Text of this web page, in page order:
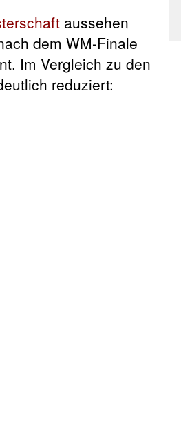
aussehen
dem WM-Finale
Im Vergleich zu den
reduziert: